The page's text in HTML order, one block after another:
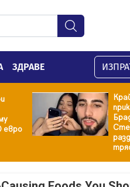
ЗДРАВЕ
евро